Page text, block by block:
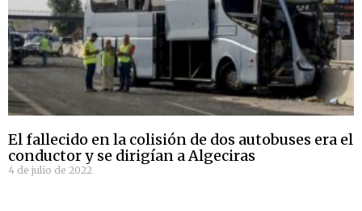
El fallecido en la colisión de dos autobuses era el
conductor y se dirigían a Algeciras
4 de julio de 2022